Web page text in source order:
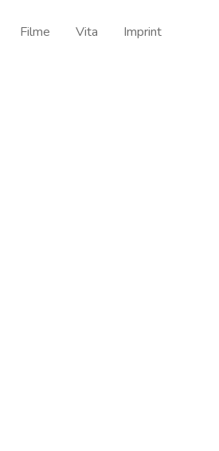
Filme Vita Imprint